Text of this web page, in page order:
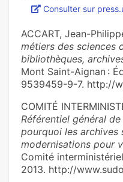
Consulter sur
ACCART, Jean-
métiers des sciences
bibliothèques,
Mont Saint-Aignan :
9539459-9-7. http://
COMITÉ
Référentiel général
pourquoi les archives
modernisations pour
Comité
2013. http://